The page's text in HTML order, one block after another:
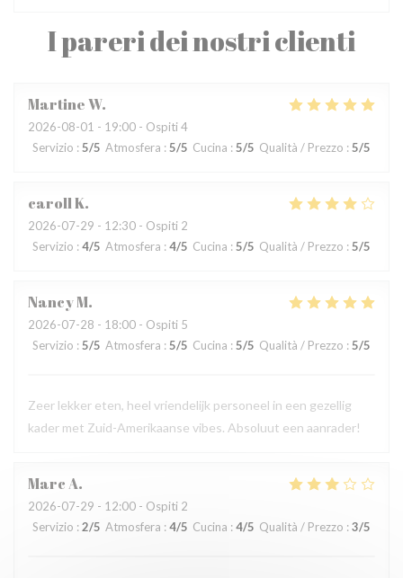
I pareri dei nostri clienti
MartineW
2026-08-01 - 19:00 - Ospiti 4
Servizio : 5/5 Atmosfera : 5/5 Cucina : 5/5 Qualità / Prezzo : 5/5
carollK
2026-07-29 - 12:30 - Ospiti 2
Servizio : 4/5 Atmosfera : 4/5 Cucina : 5/5 Qualità / Prezzo : 5/5
NancyM
2026-07-28 - 18:00 - Ospiti 5
Servizio : 5/5 Atmosfera : 5/5 Cucina : 5/5 Qualità / Prezzo : 5/5
Zeer lekker eten, heel vriendelijk personeel in een gezellig
kader met Zuid-Amerikaanse vibes. Absoluut een aanrader!
MarcA
2026-07-29 - 12:00 - Ospiti 2
Servizio :2/5 Atmosfera : 4/5 Cucina : 4/5 Qualità / Prezzo : 3/5